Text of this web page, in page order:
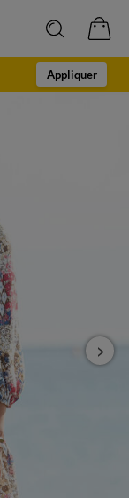
Appliquer